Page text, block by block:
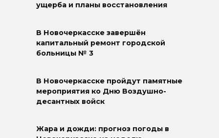
ущерба и планы восстановления
В Новочеркасске завершён
капитальный ремонт городской
больницы № 3
В Новочеркасске пройдут памятные
мероприятия ко Дню Воздушно-
десантных войск
Жара и дожди: прогноз погоды в